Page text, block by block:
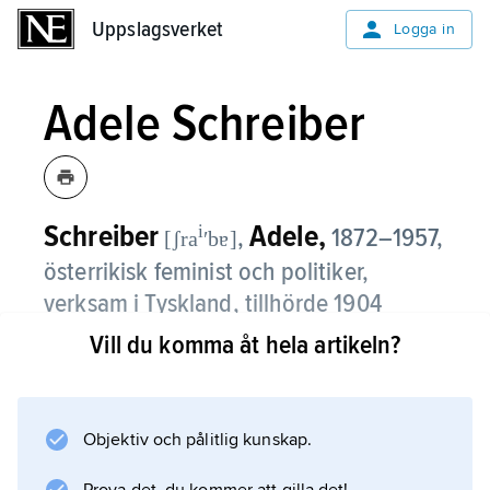
Uppslagsverket Logga in
Adele Schreiber
Schreiber [ʃraiʹbɐ],Adele, 1872–1957,
österrikisk feminist och politiker,
verksam i Tyskland, tillhörde 1904
grundarna av den internationella
Åren 1905–10 var hon Helene Stöckers
närmaste medarbetare inom Bund für
Vill du komma åt hela artikeln?
Objektiv och pålitlig kunskap.